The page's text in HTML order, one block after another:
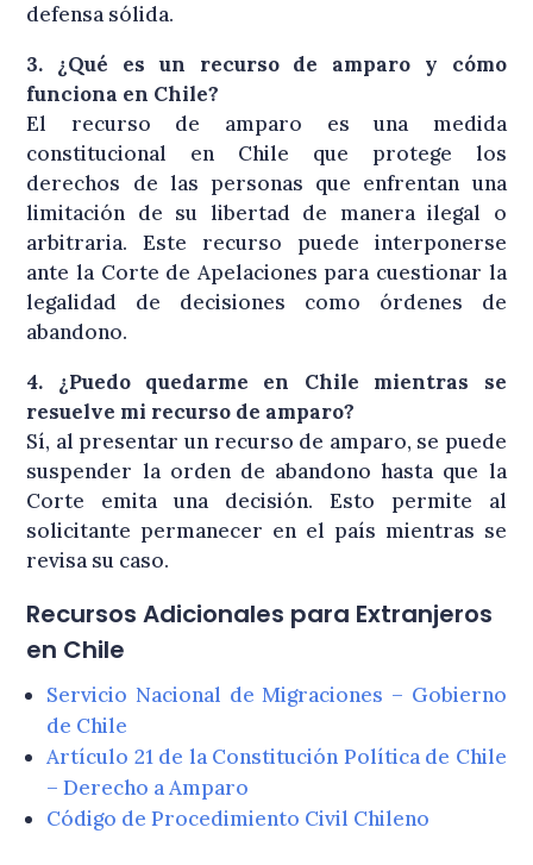
defensa sólida.
3. ¿Qué es un recurso de amparo y cómo
funciona en Chile?
El recurso de amparo es una medida
constitucional en Chile que protege los
derechos de las personas que enfrentan una
limitación de su libertad de manera ilegal o
arbitraria. Este recurso puede interponerse
ante la Corte de Apelaciones para cuestionar la
legalidad de decisiones como órdenes de
abandono.
4. ¿Puedo quedarme en Chile mientras se
resuelve mi recurso de amparo?
Sí, al presentar un recurso de amparo, se puede
suspender la orden de abandono hasta que la
Corte emita una decisión. Esto permite al
solicitante permanecer en el país mientras se
revisa su caso.
Recursos Adicionales para Extranjeros
en Chile
Servicio Nacional de Migraciones – Gobierno
de Chile
Artículo 21 de la Constitución Política de Chile
– Derecho a Amparo
Código de Procedimiento Civil Chileno